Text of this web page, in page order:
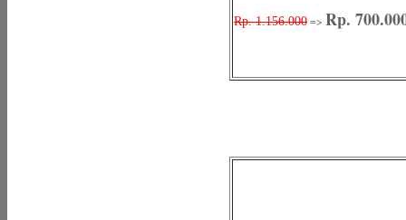
Rp. 1.156.000 => Rp.